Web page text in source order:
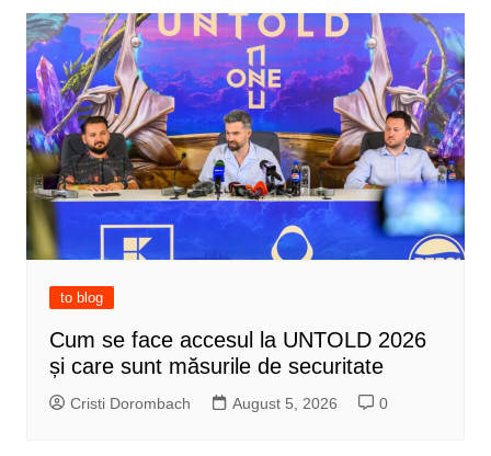
to blog
Cum se face accesul la UNTOLD 2026
și care sunt măsurile de securitate
Cristi Dorombach August 5, 2026 0